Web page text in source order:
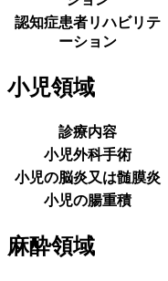
認知症患者リハビリテ
ーション
小児領域
診療内容
小児外科手術
小児の脳炎又は髄膜炎
小児の腸重積
麻酔領域